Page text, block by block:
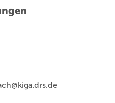
@kiga.drs.de